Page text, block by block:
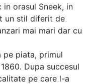
orasul Sneek, in
un stil diferit de
mai mari dar cu
pe piata, primul
Dupa succesul
pe care l-a